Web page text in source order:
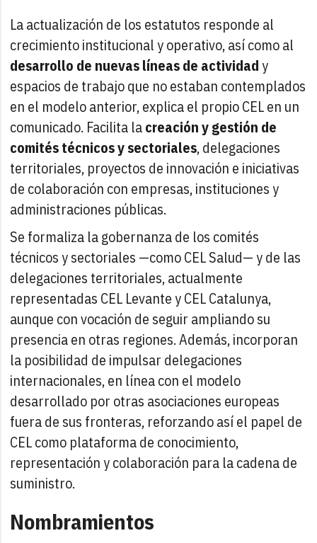
La actualización de los estatutos responde al
crecimiento institucional y operativo, así como al
desarrollo de nuevas líneas de actividady
espacios de trabajo que no estaban contemplados
en el modelo anterior, explica el propio CEL en un
comunicado. Facilita lacreación y gestión de
comités técnicos y sectoriales, delegaciones
territoriales, proyectos de innovación e iniciativas
de colaboración con empresas, instituciones y
administraciones públicas.
Se formaliza la gobernanza de los comités
técnicos y sectoriales —como CEL Salud— y de las
delegaciones territoriales, actualmente
representadas CEL Levante y CEL Catalunya,
aunque con vocación de seguir ampliando su
presencia en otras regiones. Además, incorporan
la posibilidad de impulsar delegaciones
internacionales, en línea con el modelo
desarrollado por otras asociaciones europeas
fuera de sus fronteras, reforzando así el papel de
CEL como plataforma de conocimiento,
representación y colaboración para la cadena de
suministro.
Nombramientos